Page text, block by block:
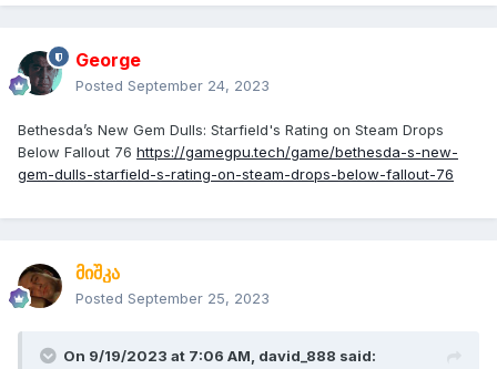
George
Posted September 24, 2023
Bethesda’s New Gem Dulls: Starfield's Rating on Steam Drops
Below Fallout 76 https://gamegpu.tech/game/bethesda-s-new-
gem-dulls-starfield-s-rating-on-steam-drops-below-fallout-76
მიშკა
Posted September 25, 2023
On 9/19/2023 at 7:06 AM, david_888 said: